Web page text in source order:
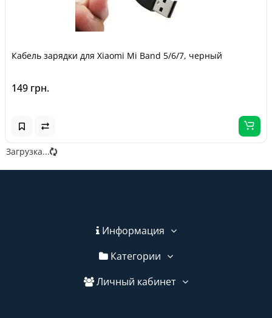
Кабель зарядки для Xiaomi Mi Band 5/6/7, черный
149 грн.
Загрузка...
Информация
Категории
Личный кабинет